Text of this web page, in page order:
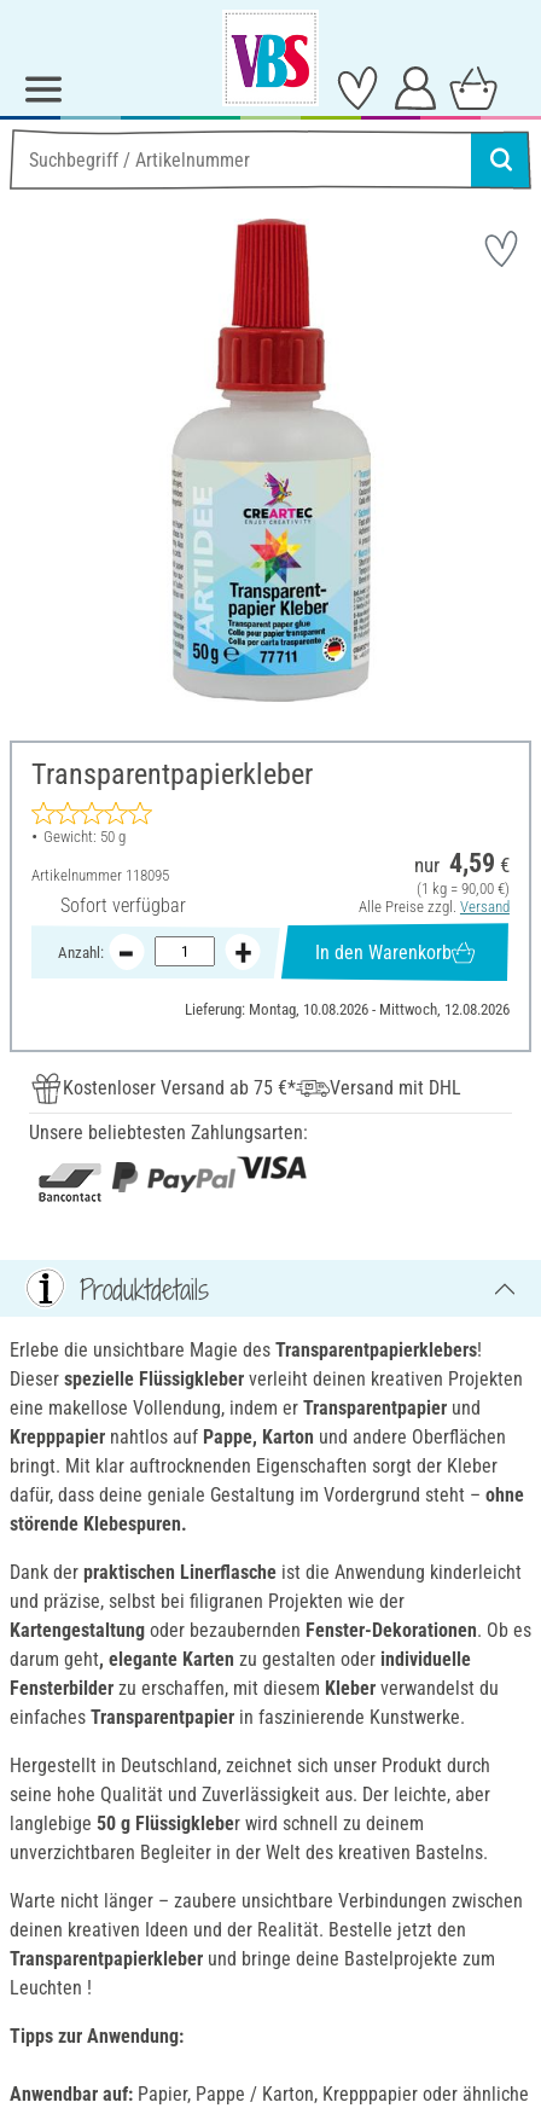
Transparentpapierkleber
Gewicht: 50 g
Artikelnummer 118095
Sofort verfügbar
nur 4,59 €
(1 kg = 90,00 €)
Alle Preise zzgl. Versand
Anzahl: In den Warenkorb
Lieferung: Montag, 10.08.2026 - Mittwoch, 12.08.2026
Kostenloser Versand ab 75 €*
Versand mit DHL
Unsere beliebtesten Zahlungsarten:
Produktdetails
Erlebe die unsichtbare Magie des Transparentpapierklebers!
Dieser spezielle Flüssigkleber verleiht deinen kreativen Projekten
eine makellose Vollendung, indem er Transparentpapier und
Krepppapier nahtlos auf Pappe, Karton und andere Oberflächen
bringt. Mit klar auftrocknenden Eigenschaften sorgt der Kleber
dafür, dass deine geniale Gestaltung im Vordergrund steht – ohne
störende Klebespuren.
Dank der praktischen Linerflasche ist die Anwendung kinderleicht
und präzise, selbst bei filigranen Projekten wie der
Kartengestaltung oder bezaubernden Fenster-Dekorationen. Ob es
darum geht, elegante Karten zu gestalten oder individuelle
Fensterbilder zu erschaffen, mit diesem Kleber verwandelst du
einfaches Transparentpapier in faszinierende Kunstwerke.
Hergestellt in Deutschland, zeichnet sich unser Produkt durch
seine hohe Qualität und Zuverlässigkeit aus. Der leichte, aber
langlebige 50 g Flüssigkleber wird schnell zu deinem
unverzichtbaren Begleiter in der Welt des kreativen Bastelns.
Warte nicht länger – zaubere unsichtbare Verbindungen zwischen
deinen kreativen Ideen und der Realität. Bestelle jetzt den
Transparentpapierkleber und bringe deine Bastelprojekte zum
Leuchten !
Tipps zur Anwendung:
Anwendbar auf: Papier, Pappe / Karton, Krepppapier oder ähnliche